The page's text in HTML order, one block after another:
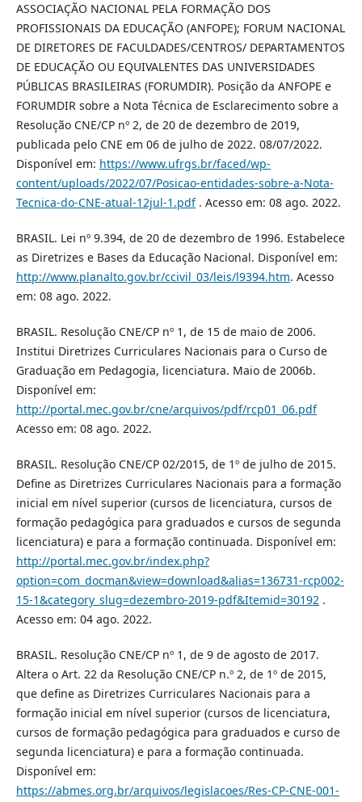
ASSOCIAÇÃO NACIONAL PELA FORMAÇÃO DOS
PROFISSIONAIS DA EDUCAÇÃO (ANFOPE); FORUM NACIONAL
DE DIRETORES DE FACULDADES/CENTROS/ DEPARTAMENTOS
DE EDUCAÇÃO OU EQUIVALENTES DAS UNIVERSIDADES
PÚBLICAS BRASILEIRAS (FORUMDIR). Posição da ANFOPE e
FORUMDIR sobre a Nota Técnica de Esclarecimento sobre a
Resolução CNE/CP nº 2, de 20 de dezembro de 2019,
publicada pelo CNE em 06 de julho de 2022. 08/07/2022.
Disponível em: https://www.ufrgs.br/faced/wp-
content/uploads/2022/07/Posicao-entidades-sobre-a-Nota-
Tecnica-do-CNE-atual-12jul-1.pdf. Acesso em: 08 ago. 2022.
BRASIL. Lei nº 9.394, de 20 de dezembro de 1996. Estabelece
as Diretrizes e Bases da Educação Nacional. Disponível em:
http://www.planalto.gov.br/ccivil_03/leis/l9394.htm. Acesso
em: 08 ago. 2022.
BRASIL. Resolução CNE/CP nº 1, de 15 de maio de 2006.
Institui Diretrizes Curriculares Nacionais para o Curso de
Graduação em Pedagogia, licenciatura. Maio de 2006b.
Disponível em:
http://portal.mec.gov.br/cne/arquivos/pdf/rcp01_06.pdf
Acesso em: 08 ago. 2022.
BRASIL. Resolução CNE/CP 02/2015, de 1º de julho de 2015.
Define as Diretrizes Curriculares Nacionais para a formação
inicial em nível superior (cursos de licenciatura, cursos de
formação pedagógica para graduados e cursos de segunda
licenciatura) e para a formação continuada. Disponível em:
http://portal.mec.gov.br/index.php?
option=com_docman&view=download&alias=136731-rcp002-
15-1&category_slug=dezembro-2019-pdf&Itemid=30192.
Acesso em: 04 ago. 2022.
BRASIL. Resolução CNE/CP nº 1, de 9 de agosto de 2017.
Altera o Art. 22 da Resolução CNE/CP n.º 2, de 1º de 2015,
que define as Diretrizes Curriculares Nacionais para a
formação inicial em nível superior (cursos de licenciatura,
cursos de formação pedagógica para graduados e curso de
segunda licenciatura) e para a formação continuada.
Disponível em:
https://abmes.org.br/arquivos/legislacoes/Res-CP-CNE-001-